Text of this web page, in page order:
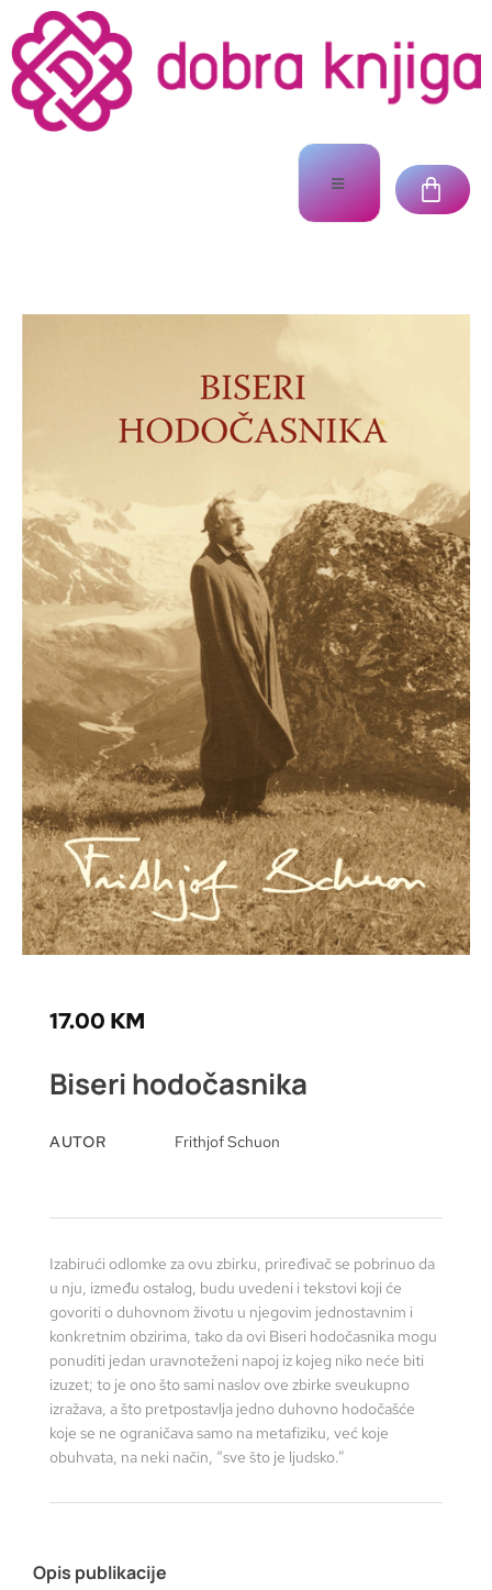
17.00 KM
Biseri hodočasnika
AUTOR Frithjof Schuon
Izabirući odlomke za ovu zbirku, priređivač se pobrinuo da
u nju, između ostalog, budu uvedeni i tekstovi koji će
govoriti o duhovnom životu u njegovim jednostavnim i
konkretnim obzirima, tako da ovi Biseri hodočasnika mogu
ponuditi jedan uravnoteženi napoj iz kojeg niko neće biti
izuzet; to je ono što sami naslov ove zbirke sveukupno
izražava, a što pretpostavlja jedno duhovno hodočašće
koje se ne ograničava samo na metafiziku, već koje
obuhvata, na neki način, “sve što je ljudsko.”
Opis publikacije